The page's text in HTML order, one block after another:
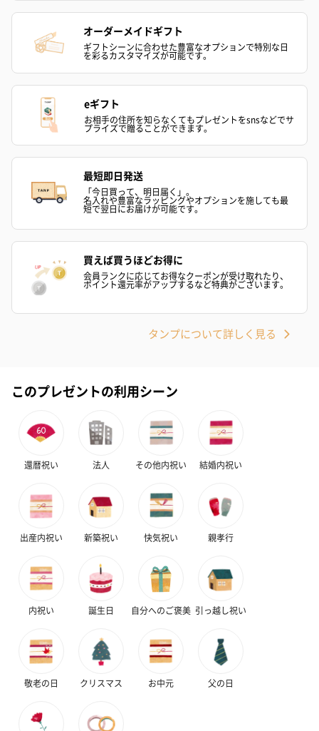
オーダーメイドギフト
ギフトシーンに合わせた豊富なオプションで特別な日
を彩るカスタマイズが可能です。
eギフト
お相手の住所を知らなくてもプレゼントをsnsなどでサ
プライズで贈ることができます。
最短即日発送
「今日買って、明日届く」。
名入れや豊富なラッピングやオプションを施しても最
短で翌日にお届けが可能です。
買えば買うほどお得に
会員ランクに応じてお得なクーポンが受け取れたり、
ポイント還元率がアップするなど特典がございます。
タンプについて詳しく見る
このプレゼントの利用シーン
還暦祝い 法人 その他内祝い 結婚内祝い
出産内祝い 新築祝い 快気祝い 親孝行
内祝い 誕生日 自分へのご褒美 引っ越し祝い
敬老の日 クリスマス お中元 父の日